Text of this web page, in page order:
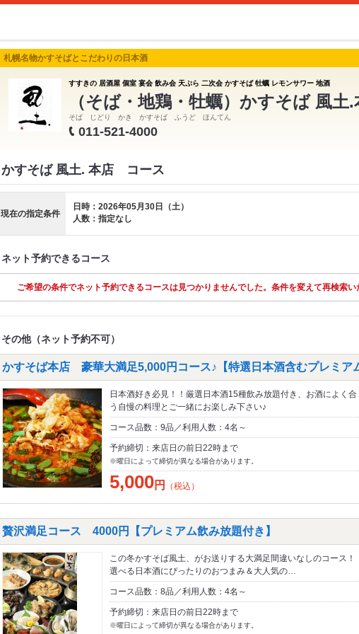
札幌名物かすそばとこだわりの日本酒
すすきの 居酒屋 個室 宴会 飲み会 天ぷら 二次会 かすそば 牡蠣 レモンサワー 地酒
（そば・地鶏・牡蠣）かすそば 風土.
そば じどり かき かすそば ふうど ほんてん
011-521-4000
かすそば 風土. 本店 コース
現在の指定条件
日時：2026年05月30日（土）
人数：指定なし
ネット予約できるコース
ご希望の条件でネット予約できるコースは見つかりませんでした。条件を変えて再検索い
その他（ネット予約不可）
かすそば本店 豪華大満足5,000円コース♪【特選日本酒含むプレミア
日本酒好き必見！！厳選日本酒15種飲み放題付き、お酒によく合
う自慢の料理とご一緒にお楽しみ下さい♪
コース品数：9品／利用人数：4名～
予約締切：来店日の前日22時まで
※曜日によって締切が異なる場合があります。
5,000円 （税込）
贅沢満足コース 4000円【プレミアム飲み放題付き】
この冬かすそば風土、がお送りする大満足間違いなしのコース！
選べる日本酒にぴったりのおつまみ＆大人気の…
コース品数：8品／利用人数：4名～
予約締切：来店日の前日22時まで
※曜日によって締切が異なる場合があります。